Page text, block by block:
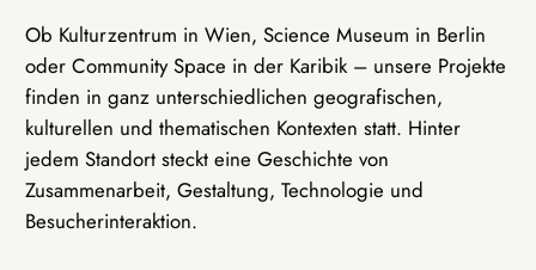
Ob Kulturzentrum in Wien, Science Museum in Berlin
oder Community Space in der Karibik – unsere Projekte
finden in ganz unterschiedlichen geografischen,
kulturellen und thematischen Kontexten statt. Hinter
jedem Standort steckt eine Geschichte von
Zusammenarbeit, Gestaltung, Technologie und
Besucherinteraktion.